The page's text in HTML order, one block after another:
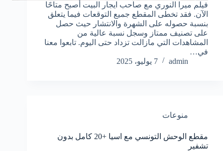
فيلم ميرا النوري مع صاحب ايجار البيت أصبح متاحًا
الآن. فقد تخطى المقطع جميع التوقعات فيما يتعلق
بنسبة حصوله على الشهرة والانتشار حيث حصل
على تصنيف ممتاز وسجل نسبة عالية من
المشاهدات التي مازالت تزداد حتى اليوم. تابعوا معنا
في…
admin
7 يوليو، 2025
منوعات
مقطع الوحش التونسي مع اسيا +20 كامل بدون
تشفير